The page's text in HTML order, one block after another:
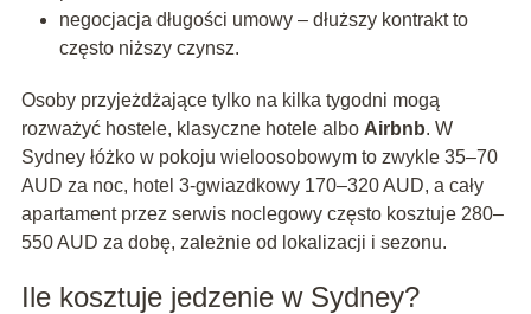
negocjacja długości umowy – dłuższy kontrakt to
często niższy czynsz.
Osoby przyjeżdżające tylko na kilka tygodni mogą
rozważyć hostele, klasyczne hotele albo Airbnb. W
Sydney łóżko w pokoju wieloosobowym to zwykle 35–70
AUD za noc, hotel 3-gwiazdkowy 170–320 AUD, a cały
apartament przez serwis noclegowy często kosztuje 280–
550 AUD za dobę, zależnie od lokalizacji i sezonu.
Ile kosztuje jedzenie w Sydney?